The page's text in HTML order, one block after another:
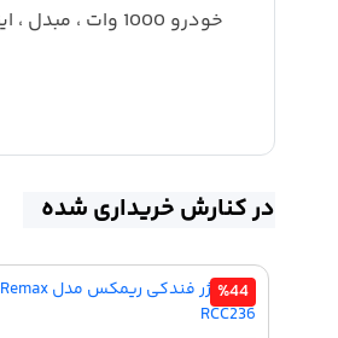
در کنارش خریداری شده
%44